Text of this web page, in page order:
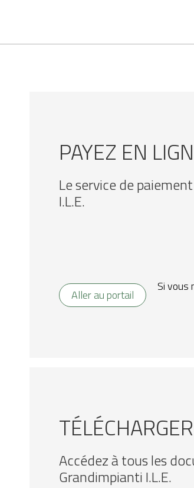
PAYEZ EN
Le service de
I.L.E.
Aller au portail
Si vous
TÉLÉCHARGER
Accédez à tous les
Grandimpianti I.L.E.